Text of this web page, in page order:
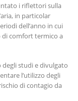
i riflettori sulla
in particolar
dell’anno in cui
di comfort termico a
studi e divulgato
l’utilizzo degli
di contagio da